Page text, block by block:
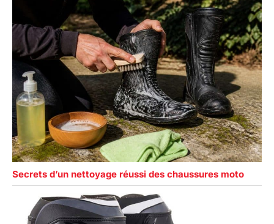
Secrets d’un nettoyage réussi des chaussures moto